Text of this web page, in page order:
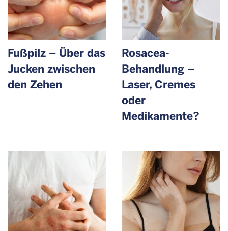
Fußpilz – Über das
Jucken zwischen
den Zehen
Rosacea-
Behandlung –
Laser, Cremes
oder
Medikamente?